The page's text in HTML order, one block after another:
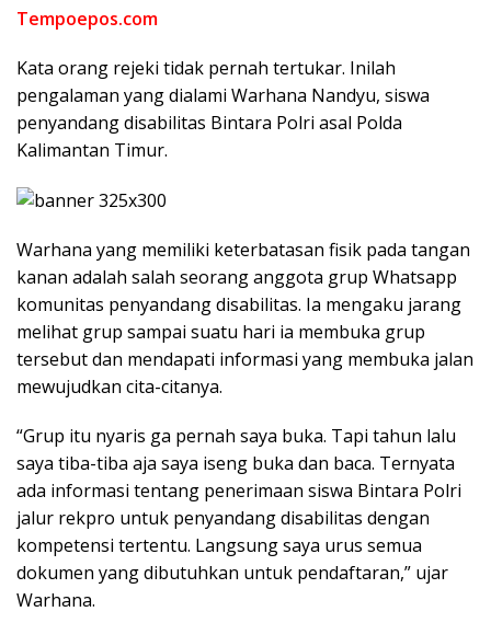
Tempoepos.com
Kata orang rejeki tidak pernah tertukar. Inilah
pengalaman yang dialami Warhana Nandyu, siswa
penyandang disabilitas Bintara Polri asal Polda
Kalimantan Timur.
Warhana yang memiliki keterbatasan fisik pada tangan
kanan adalah salah seorang anggota grup Whatsapp
komunitas penyandang disabilitas. Ia mengaku jarang
melihat grup sampai suatu hari ia membuka grup
tersebut dan mendapati informasi yang membuka jalan
mewujudkan cita-citanya.
“Grup itu nyaris ga pernah saya buka. Tapi tahun lalu
saya tiba-tiba aja saya iseng buka dan baca. Ternyata
ada informasi tentang penerimaan siswa Bintara Polri
jalur rekpro untuk penyandang disabilitas dengan
kompetensi tertentu. Langsung saya urus semua
dokumen yang dibutuhkan untuk pendaftaran,” ujar
Warhana.